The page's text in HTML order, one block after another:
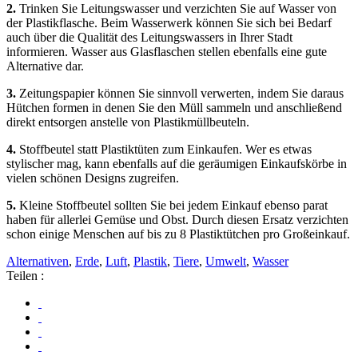
2. Trinken Sie Leitungswasser und verzichten Sie auf Wasser von
der Plastikflasche. Beim Wasserwerk können Sie sich bei Bedarf
auch über die Qualität des Leitungswassers in Ihrer Stadt
informieren. Wasser aus Glasflaschen stellen ebenfalls eine gute
Alternative dar.
3. Zeitungspapier können Sie sinnvoll verwerten, indem Sie daraus
Hütchen formen in denen Sie den Müll sammeln und anschließend
direkt entsorgen anstelle von Plastikmüllbeuteln.
4. Stoffbeutel statt Plastiktüten zum Einkaufen. Wer es etwas
stylischer mag, kann ebenfalls auf die geräumigen Einkaufskörbe in
vielen schönen Designs zugreifen.
5. Kleine Stoffbeutel sollten Sie bei jedem Einkauf ebenso parat
haben für allerlei Gemüse und Obst. Durch diesen Ersatz verzichten
schon einige Menschen auf bis zu 8 Plastiktütchen pro Großeinkauf.
Alternativen, Erde, Luft, Plastik, Tiere, Umwelt, Wasser
Teilen :